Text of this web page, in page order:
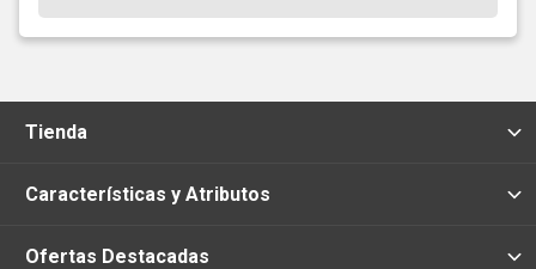
Tienda
Características y Atributos
Ofertas Destacadas